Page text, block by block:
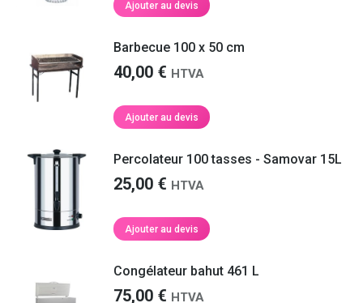
0,25 €.0,23 €.
Ajouter au devis
Barbecue 100 x 50 cm
40,00 € HTVA
Ajouter au devis
Percolateur 100 tasses - Samovar 15L
25,00 € HTVA
Ajouter au devis
Congélateur bahut 461 L
75,00 € HTVA